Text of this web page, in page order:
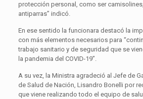
protección personal, como ser
antiparras” indicó.
En ese sentido la funcionara destacó la
con más elementos necesarios para
trabajo sanitario y de seguridad que se
la pandemia del COVID-19”.
A su vez, la Ministra agradeció al Jefe de
de Salud de Nación, Lisandro Bonelli por
que viene realizando todo el equipo de